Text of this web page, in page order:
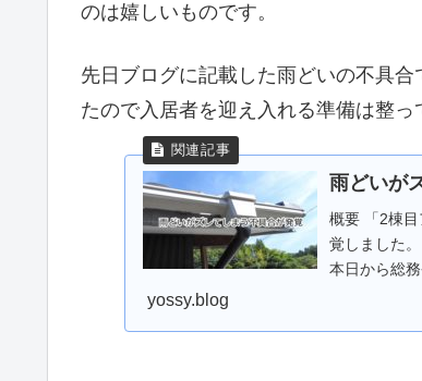
のは嬉しいものです。
先日ブログに記載した雨どいの不具
たので入居者を迎え入れる準備は整っ
雨どいが
概要 「2棟
覚しました
本日から総
yossy.blog